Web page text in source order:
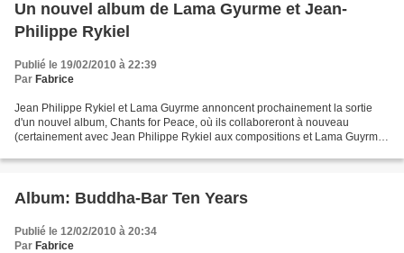
Un nouvel album de Lama Gyurme et Jean-
Philippe Rykiel
Publié le 19/02/2010 à 22:39
Par Fabrice
Jean Philippe Rykiel et Lama Guyrme annoncent prochainement la sortie
d'un nouvel album, Chants for Peace, où ils collaboreront à nouveau
(certainement avec Jean Philippe Rykiel aux compositions et Lama Guyrme
Album: Buddha-Bar Ten Years
Publié le 12/02/2010 à 20:34
Par Fabrice